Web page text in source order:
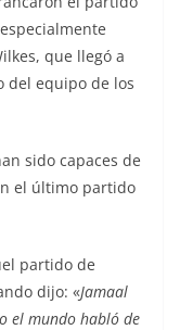
que llegó a
del equipo de los
sido capaces de
el último partido
partido de
dijo: «Jamaal
el mundo habló de